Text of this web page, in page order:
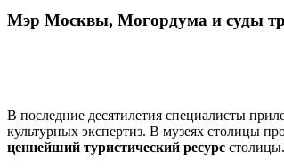
Мэр Москвы, Могордума и суды
В последние десятилетия специалисты
культурных экспертиз. В музеях столицы
ценнейший туристический ресурс столицы.